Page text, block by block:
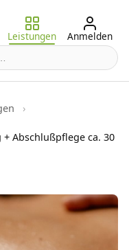
Leistungen Anmelden
Abschlußpflege ca. 30